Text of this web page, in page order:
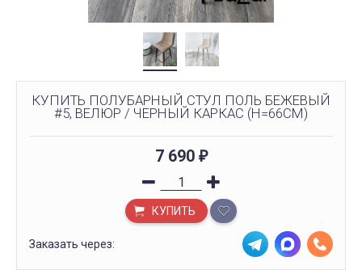
КУПИТЬ ПОЛУБАРНЫЙ СТУЛ ПОЛЬ БЕЖЕВЫЙ
#5, ВЕЛЮР / ЧЕРНЫЙ КАРКАС (H=66CM)
7 690 ₽
КУПИТЬ
Заказать через: